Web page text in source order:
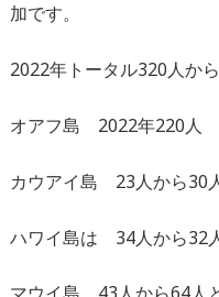
加です。
2022年トータル320人か
オアフ島 2022年220人
カウアイ島 23人から30
ハワイ島は 34人から32